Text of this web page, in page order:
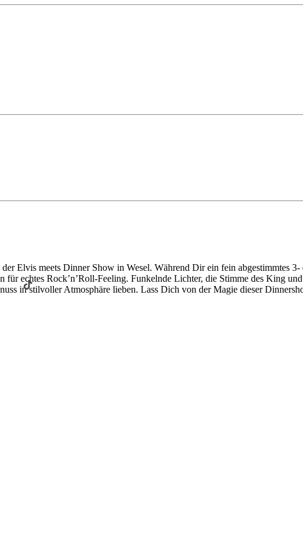
Elvis meets Dinner Show in Wesel. Während Dir ein fein abgestimmtes
echtes Rock’n’Roll-Feeling. Funkelnde Lichter, die Stimme des King
in stilvoller Atmosphäre lieben. Lass Dich von der Magie dieser